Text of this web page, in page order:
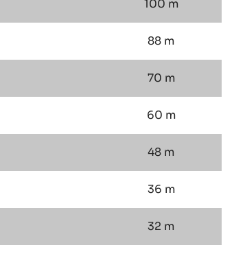
100 m
88 m
70 m
60 m
48 m
36 m
32 m